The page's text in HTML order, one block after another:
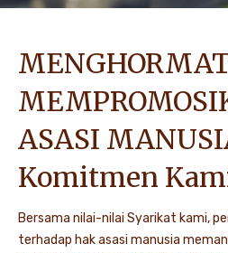
ASASI
Komitmen
Bersama nilai-nilai Syarikat kami,
terhadap hak asasi manusia